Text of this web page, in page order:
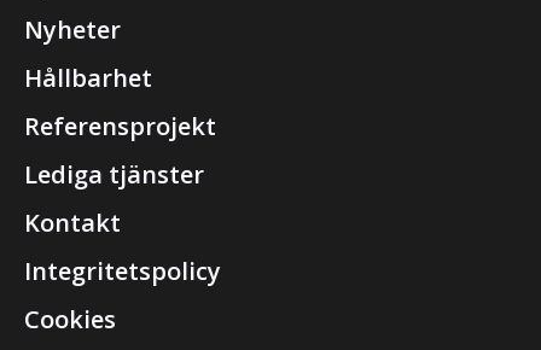
Nyheter
Hållbarhet
Referensprojekt
Lediga tjänster
Kontakt
Integritetspolicy
Cookies